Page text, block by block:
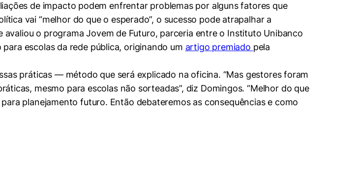
de impacto podem enfrentar problemas por alguns fatores que
vai “melhor do que o esperado”, o sucesso pode atrapalhar a
o programa Jovem de Futuro, parceria entre o Instituto Unibanco
escolas da rede pública, originando um artigo premiado pela
práticas — método que será explicado na oficina. “Mas gestores foram
mesmo para escolas não sorteadas”, diz Domingos. “Melhor do que
planejamento futuro. Então debateremos as consequências e como